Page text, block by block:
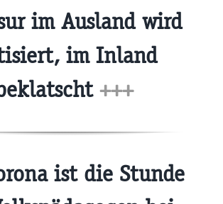
im Ausland wird
im Inland
+++
ist die Stunde